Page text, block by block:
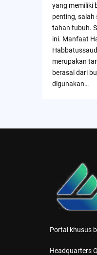
yang memiliki
penting,
tahan tubuh.
ini. Manfaat
merupakan
berasal dari
digunakan…
Portal khusus
Headquarters